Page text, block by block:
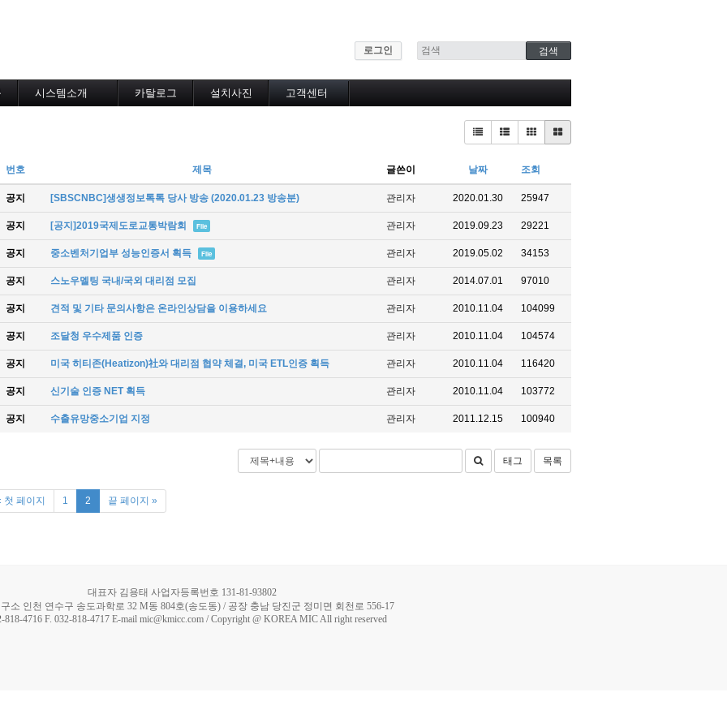
로그인
시스템소개
산업용히터
부속자재
카탈로그 설치사진 고객센터
번호 제목 글쓴이 날짜 조회
공지 [SBSCNBC]생생정보톡톡 당사 방송 (2020.01.23 방송분) 관리자 2020.01.30 25947
공지 [공지]2019국제도로교통박람회 File 관리자 2019.09.23 29221
공지 중소벤처기업부 성능인증서 획득 File 관리자 2019.05.02 34153
공지 스노우멜팅 국내/국외 대리점 모집 관리자 2014.07.01 97010
공지 견적 및 기타 문의사항은 온라인상담을 이용하세요 관리자 2010.11.04 104099
공지 조달청 우수제품 인증 관리자 2010.11.04 104574
공지 미국 히티존(Heatizon)社와 대리점 협약 체결, 미국 ETL인증 획득 관리자 2010.11.04 116420
공지 신기술 인증 NET 획득 관리자 2010.11.04 103772
공지 수출유망중소기업 지정 관리자 2011.12.15 100940
태그 목록
첫 페이지 1 2 끝 페이지 »
대표자 김용태 사업자등록번호 131-81-93802
소 인천 연수구 송도과학로 32 M동 804호(송도동) / 공장 충남 당진군 정미면 회천로 556-17
818-4716 F. 032-818-4717 E-mail mic@kmicc.com / Copyright @ KOREA MIC All right reserved